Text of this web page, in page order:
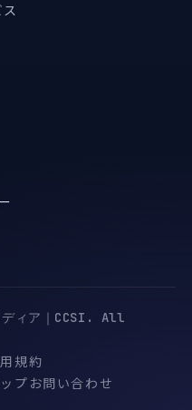
ディア｜CCSI. All
規約
プ お問い合わせ